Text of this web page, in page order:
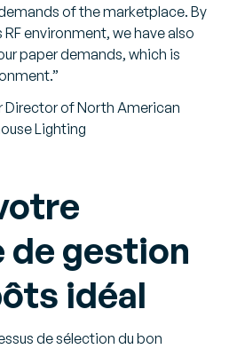
of the marketplace. By
environment, we have also
paper demands, which is
Director of North American
Lighting
de gestion
idéal
de sélection du bon